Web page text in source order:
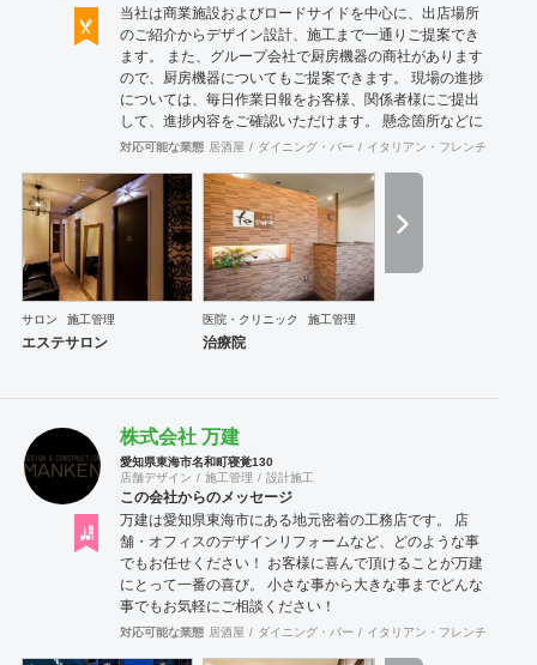
当社は商業施設およびロードサイドを中心に、出店場所
のご紹介からデザイン設計、施工まで一通りご提案でき
ます。 また、グループ会社で厨房機器の商社があります
ので、厨房機器についてもご提案できます。 現場の進捗
については、毎日作業日報をお客様、関係者様にご提出
して、進捗内容をご確認いただけます。 懸念箇所などに
ついてもスピーディーに確認、修正できます。 店舗内装
とは何でも相談に応じます。 食材業者、機器業者、プレ
スリリースなど何でもご相談ください。
対応可能な業態 居酒屋 ダイニング・バー イタリアン・フレンチ
サロン 施工管理
エステサロン
医院・クリニック 施工管理
治療院
株式会社 万建
愛知県東海市名和町寝覚130
店舗デザイン
施工管理 設計施工
この会社からのメッセージ
万建は愛知県東海市にある地元密着の工務店です。 店
舗・オフィスのデザインリフォームなど、どのような事
でもお任せください！ お客様に喜んで頂けることが万建
にとって一番の喜び。 小さな事から大きな事までどんな
事でもお気軽にご相談ください！
対応可能な業態 居酒屋 ダイニング・バー イタリアン・フレンチ